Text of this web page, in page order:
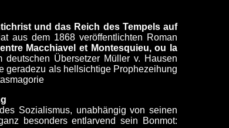
und das Reich des Tempels auf
aus dem 1868 veröffentlichten Roman
Macchiavel et Montesquieu, ou la
Übersetzer Müller v. Hausen
geradezu als hellsichtige Prophezeihung
Sozialismus, unabhängig von seinen
besonders entlarvend sein Bonmot: